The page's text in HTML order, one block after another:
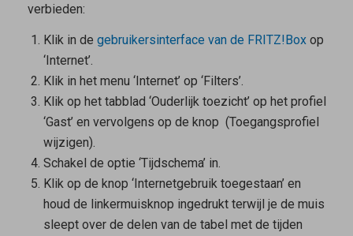
verbieden:
Klik in de gebruikersinterface van de FRITZ!Boxop
‘Internet’.
Klik in het menu ‘Internet’ op ‘Filters’.
Klik op het tabblad ‘Ouderlijk toezicht’ op het profiel
‘Gast’ en vervolgens op de knop (Toegangsprofiel
wijzigen).
Schakel de optie ‘Tijdschema’ in.
Klik op de knop ‘Internetgebruik toegestaan’ en
houd de linkermuisknop ingedrukt terwijl je de muis
sleept over de delen van de tabel met de tijden